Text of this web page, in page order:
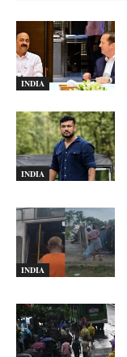
INDIA
INDIA
INDIA